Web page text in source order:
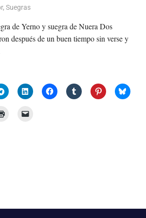
, Suegras
de Yerno y suegra de Nuera Dos
después de un buen tiempo sin verse y